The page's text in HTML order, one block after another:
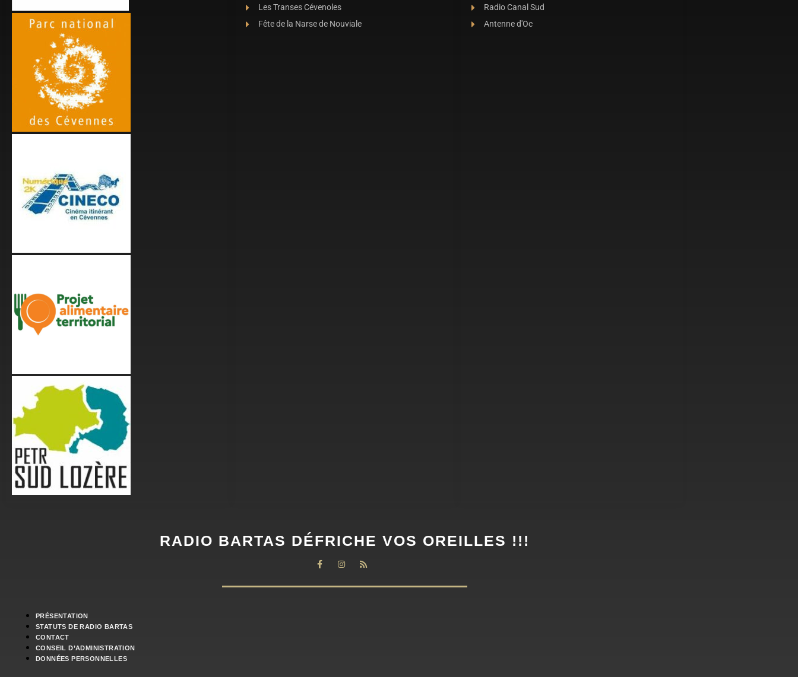
Les Transes Cévenoles
Fête de la Narse de Nouviale
Radio Canal Sud
Antenne d'Oc
RADIO BARTAS DÉFRICHE VOS OREILLES !!!
PRÉSENTATION
STATUTS DE RADIO BARTAS
CONTACT
CONSEIL D’ADMINISTRATION
DONNÉES PERSONNELLES